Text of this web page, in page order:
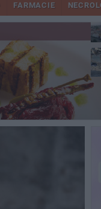
FARMACIE